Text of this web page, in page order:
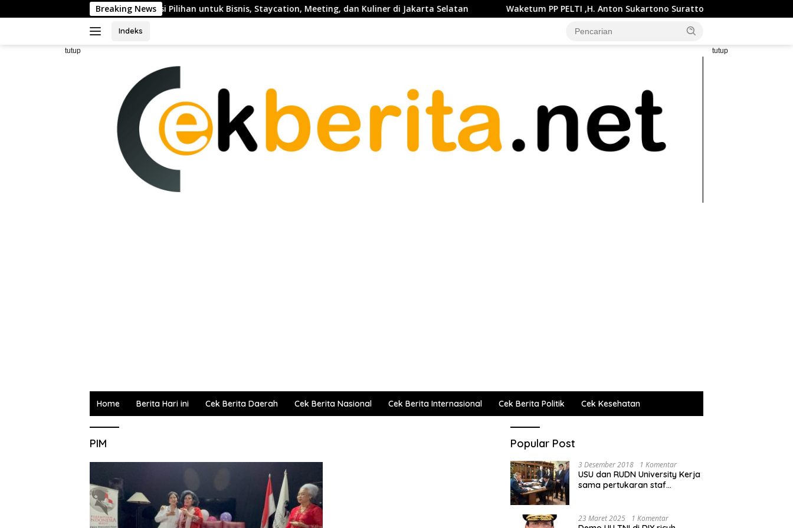
ke
Breaking News
Destinasi Pilihan untuk Bisnis, Staycation, Meeting, dan Kuliner di Jakarta Selatan Waketum PP PELTI ,H. Anton Sukartono Suratto, M.Si. Buka Liga Tenis Indonesia 2026 Seri 1
Indeks
tutup tutup
Home Berita Hari ini Cek Berita Daerah Cek Berita Nasional Cek Berita Internasional Cek Berita Politik Cek Kesehatan
PIM Popular Post
3 Desember 2018 1 Komentar
USU dan RUDN University Kerja
sama pertukaran staf
23 Maret 2025 1 Komentar